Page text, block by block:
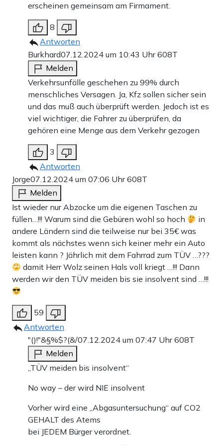
erscheinen gemeinsam am Firmament.
8
Antworten
Burkhard07.12.2024 um 10:43 Uhr608T
Melden
Verkehrsunfälle geschehen zu 99% durch
menschliches Versagen. Ja, Kfz sollen sicher sein
und das muß auch überprüft werden. Jedoch ist es
viel wichtiger, die Fahrer zu überprüfen, da
gehören eine Menge aus dem Verkehr gezogen
3
Antworten
Jorge07.12.2024 um 07:06 Uhr608T
Melden
Ist wieder nur Abzocke um die eigenen Taschen zu
füllen…!!! Warum sind die Gebüren wohl so hoch
in
andere Ländern sind die teilweise nur bei 35€ was
kommt als nächstes wenn sich keiner mehr ein Auto
leisten kann ? Jährlich mit dem Fahrrad zum TÜV …???
damit Herr Wolz seinen Hals voll kriegt …!!! Dann
werden wir den TÜV meiden bis sie insolvent sind …!!!
59
Antworten
"()!"&§%$?(&/07.12.2024 um 07:47 Uhr608T
Melden
„TÜV meiden bis insolvent“
No way – der wird NIE insolvent
Vorher wird eine „Abgasuntersuchung“ auf CO2
GEHALT des Atems
bei JEDEM Bürger verordnet.